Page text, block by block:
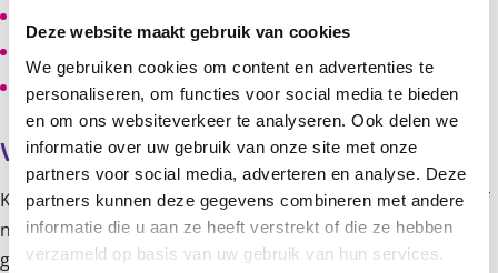
Deze website maakt gebruik van cookies
We gebruiken cookies om content en advertenties te
personaliseren, om functies voor social media te bieden
en om ons websiteverkeer te analyseren. Ook delen we
informatie over uw gebruik van onze site met onze
partners voor social media, adverteren en analyse. Deze
partners kunnen deze gegevens combineren met andere
informatie die u aan ze heeft verstrekt of die ze hebben
verzameld op basis van uw gebruik van hun services.
Stappenplan: zo knoop je een rekbare draagdoek
Vragen of meer informatie?
Kijk op onze speciale pagina voor ouders met een baby. Of
neem contact met ons op. Onze professionals denken
graag met je mee!